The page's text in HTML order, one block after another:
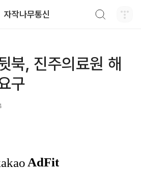
자작나무통신
북, 진주의료원 해
구